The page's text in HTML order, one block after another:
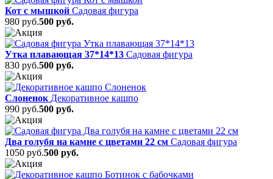
Кот с мышкой Садовая фигура
980 руб.500 руб.
Утка плавающая 37*14*13 Садовая фигура
830 руб.500 руб.
Слоненок Декоративное кашпо
990 руб.500 руб.
Два голубя на камне с цветами 22 см Садовая фигура
1050 руб.500 руб.